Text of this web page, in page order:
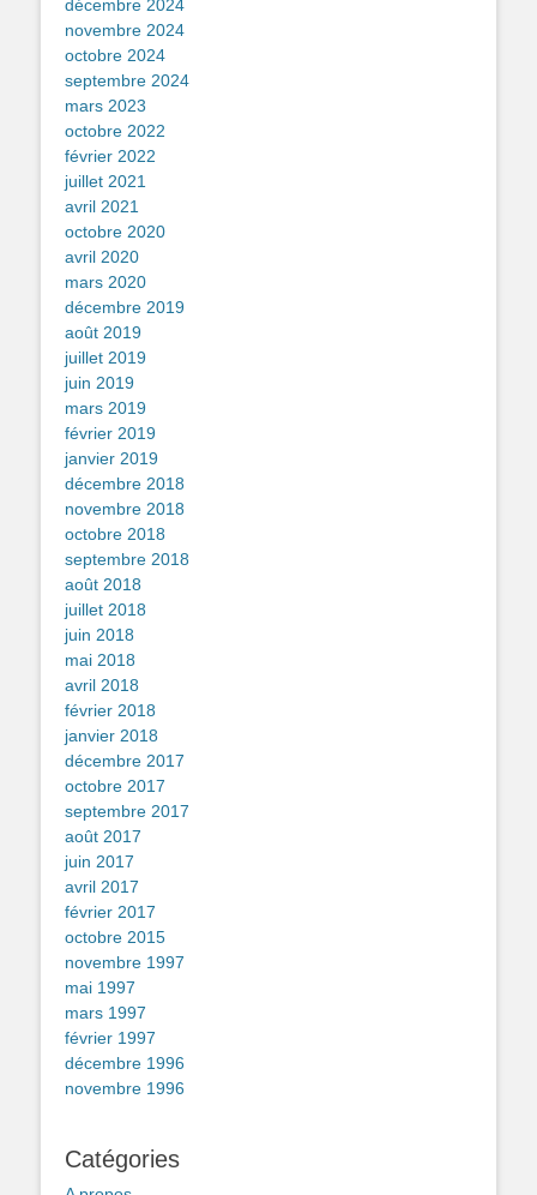
décembre 2024
novembre 2024
octobre 2024
septembre 2024
mars 2023
octobre 2022
février 2022
juillet 2021
avril 2021
octobre 2020
avril 2020
mars 2020
décembre 2019
août 2019
juillet 2019
juin 2019
mars 2019
février 2019
janvier 2019
décembre 2018
novembre 2018
octobre 2018
septembre 2018
août 2018
juillet 2018
juin 2018
mai 2018
avril 2018
février 2018
janvier 2018
décembre 2017
octobre 2017
septembre 2017
août 2017
juin 2017
avril 2017
février 2017
octobre 2015
novembre 1997
mai 1997
mars 1997
février 1997
décembre 1996
novembre 1996
Catégories